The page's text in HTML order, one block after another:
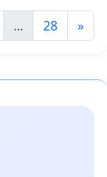
... 28 »